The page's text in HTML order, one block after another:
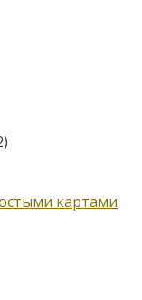
картами